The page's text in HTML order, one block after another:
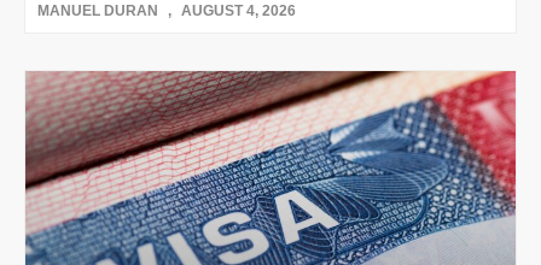
MANUEL DURAN AUGUST 4, 2026